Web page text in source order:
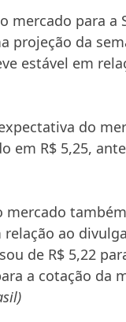
mercado para a
projeção da
estável em
do
R$ 5,25,
mercado
ao
de R$ 5,22
a cotação da